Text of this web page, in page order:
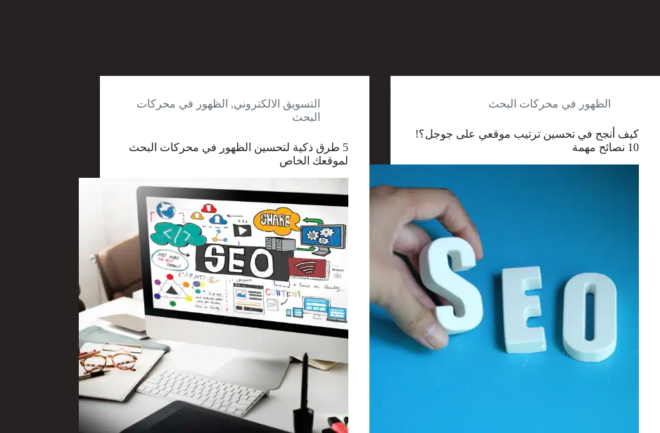
الظهور في محركات البحث
كيف أنجح في تحسين ترتيب موقعي على جوجل؟!
10 نصائح مهمة
التسويق الالكتروني, الظهور في محركات
البحث
5 طرق ذكية لتحسين الظهور في محركات البحث
لموقعك الخاص